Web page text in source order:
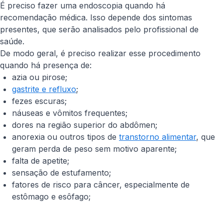
É preciso fazer uma endoscopia quando há
recomendação médica. Isso depende dos sintomas
presentes, que serão analisados pelo profissional de
saúde.
De modo geral, é preciso realizar esse procedimento
quando há presença de:
azia ou pirose;
gastrite e refluxo;
fezes escuras;
náuseas e vômitos frequentes;
dores na região superior do abdômen;
anorexia ou outros tipos de transtorno alimentar, que
geram perda de peso sem motivo aparente;
falta de apetite;
sensação de estufamento;
fatores de risco para câncer, especialmente de
estômago e esôfago;